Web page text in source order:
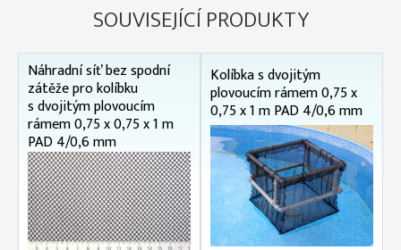
SOUVISEJÍCÍ PRODUKTY
Náhradní síť bez spodní
zátěže pro kolíbku
s dvojitým plovoucím
rámem 0,75 x 0,75 x 1 m
PAD 4/0,6 mm
Kolíbka s dvojitým
plovoucím rámem 0,75 x
0,75 x 1 m PAD 4/0,6 mm